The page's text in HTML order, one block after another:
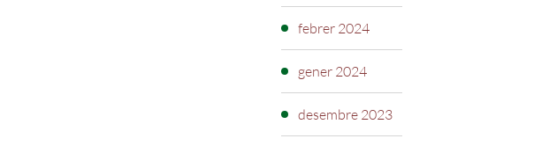
febrer 2024
gener 2024
desembre 2023